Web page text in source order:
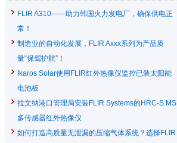
FLIR A310——助力韩国火力发电厂，确保供电正
常！
制造业的自动化发展，FLIR Axxx系列为产品质
量“保驾护航”！
Ikaros Solar使用FLIR红外热像仪监控已装太阳能
电池板
拉文纳港口管理局安装FLIR Systems的HRC-S MS
多传感器红外热像仪
如何打造高质量无泄漏的压缩气体系统？选择FLIR